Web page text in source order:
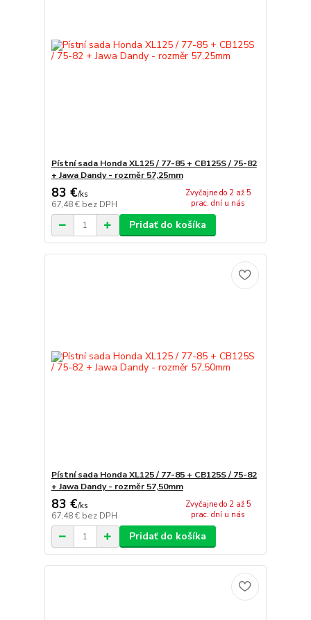
Pístní sada Honda XL125 / 77-85 + CB125S / 75-82
+ Jawa Dandy - rozměr 57,25mm
83 €/ks
67,48 € bez DPH
Zvyčajne do 2 až 5
prac. dní u nás
Pridať do košíka
Pístní sada Honda XL125 / 77-85 + CB125S / 75-82
+ Jawa Dandy - rozměr 57,50mm
83 €/ks
67,48 € bez DPH
Zvyčajne do 2 až 5
prac. dní u nás
Pridať do košíka